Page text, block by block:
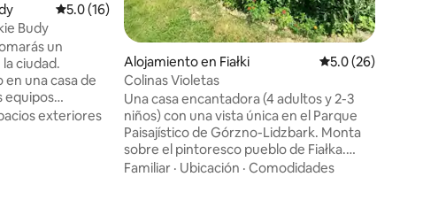
Calificación promedio: 5.0 de 5, 16 reseñas
5.0 (16)
Budy
un
ciudad.
una casa de
equipos
como bicicletas,
exteriores
Alojamiento en Fiałki Calificación
5.0 (26)
Colinas Violetas
Una casa encantadora (4 adultos y 2-3
niños) con una vista única en el Parque
Paisajístico de Górzno-Lidzbark. Monta
sobre el pintoresco pueblo de Fiałka.
Alrededor de un prado, un bosque y un
Familiar · Ubicación · Comodidades